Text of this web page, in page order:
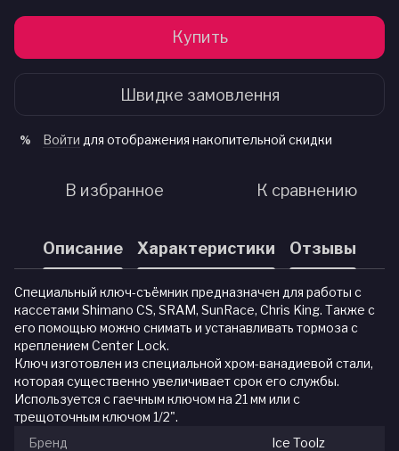
Купить
Швидке замовлення
% Войти для отображения накопительной скидки
В избранное К сравнению
Описание Характеристики Отзывы
Специальный ключ-съёмник предназначен для работы с
кассетами Shimano CS, SRAM, SunRace, Chris King. Также с
его помощью можно снимать и устанавливать тормоза с
креплением Center Lock.
Ключ изготовлен из специальной хром-ванадиевой стали,
которая существенно увеличивает срок его службы.
Используется с гаечным ключом на 21 мм или с
трещоточным ключом 1/2".
Бренд
Ice Toolz